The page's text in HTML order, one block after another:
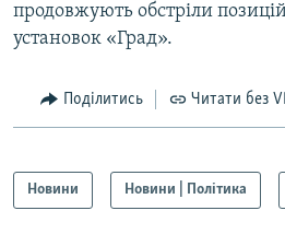
продовжують обстріли
установок «Град».
Поділитись Читати без
Новини Новини | Політика